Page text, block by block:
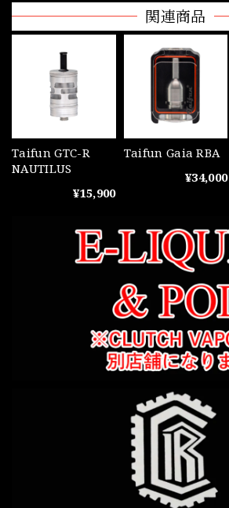
関連商品
Taifun GTC-R
NAUTILUS
¥15,900
Taifun Gaia RBA
¥34,000